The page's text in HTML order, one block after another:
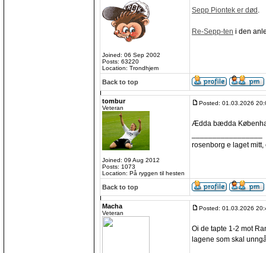
Joined: 06 Sep 2002
Posts: 63220
Location: Trondhjem
Sepp Piontek er død .
Re-Sepp-ten i den
Back to top
tombur
Veteran
Joined: 09 Aug 2012
Posts: 1073
Location: På ryggen til hesten
Posted: 01.03.2026
Ædda bædda
rosenborg e laget mitt,
Back to top
Macha
Veteran
Posted: 01.03.2026
Oi de tapte 1-2 mot
lagene som skal